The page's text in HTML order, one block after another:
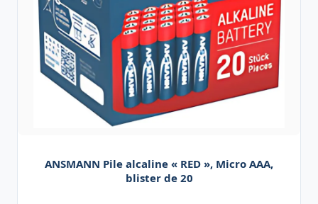
ANSMANN Pile alcaline « RED », Micro AAA,
blister de 20